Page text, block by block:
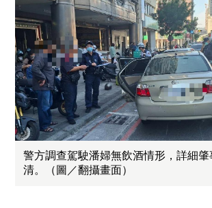
警方調查駕駛潘婦無飲酒情形，詳細肇
清。（圖／翻攝畫面）